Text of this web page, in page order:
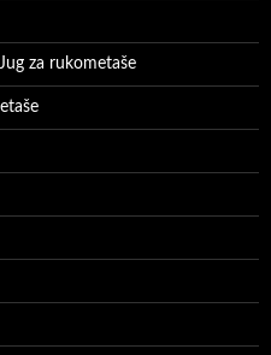
za rukometaše